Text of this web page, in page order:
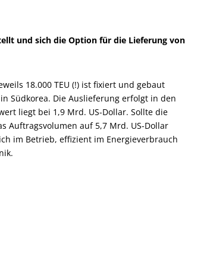
und sich die Option für die Lieferung von
18.000 TEU (!) ist fixiert und gebaut
Südkorea. Die Auslieferung erfolgt in den
liegt bei 1,9 Mrd. US-Dollar. Sollte die
Auftragsvolumen auf 5,7 Mrd. US-Dollar
im Betrieb, effizient im Energieverbrauch